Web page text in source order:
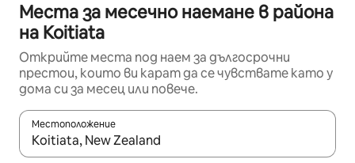
Места за месечно наемане в района
на Koitiata
Открийте места под наем за дългосрочни
престои, които ви карат да се чувствате като у
дома си за месец или повече.
Местоположение
Когато резултатите се покажат, използвайте